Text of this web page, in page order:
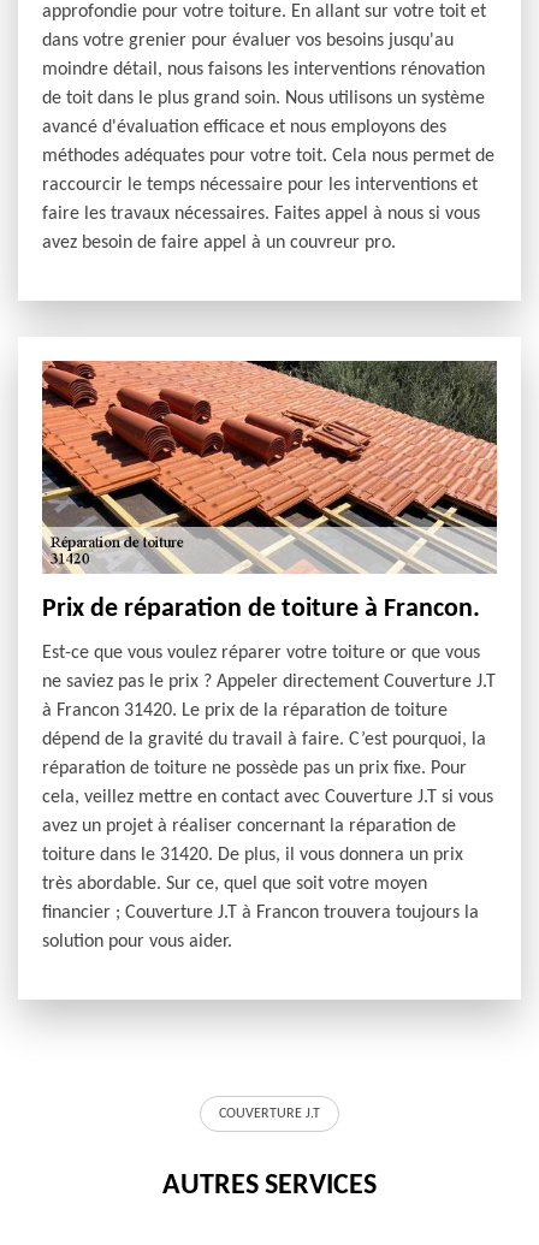
approfondie pour votre toiture. En allant sur votre toit et
dans votre grenier pour évaluer vos besoins jusqu'au
moindre détail, nous faisons les interventions rénovation
de toit dans le plus grand soin. Nous utilisons un système
avancé d'évaluation efficace et nous employons des
méthodes adéquates pour votre toit. Cela nous permet de
raccourcir le temps nécessaire pour les interventions et
faire les travaux nécessaires. Faites appel à nous si vous
avez besoin de faire appel à un couvreur pro.
Prix de réparation de toiture à Francon.
Est-ce que vous voulez réparer votre toiture or que vous
ne saviez pas le prix ? Appeler directement Couverture J.T
à Francon 31420. Le prix de la réparation de toiture
dépend de la gravité du travail à faire. C’est pourquoi, la
réparation de toiture ne possède pas un prix fixe. Pour
cela, veillez mettre en contact avec Couverture J.T si vous
avez un projet à réaliser concernant la réparation de
toiture dans le 31420. De plus, il vous donnera un prix
très abordable. Sur ce, quel que soit votre moyen
financier ; Couverture J.T à Francon trouvera toujours la
solution pour vous aider.
COUVERTURE J.T
AUTRES SERVICES